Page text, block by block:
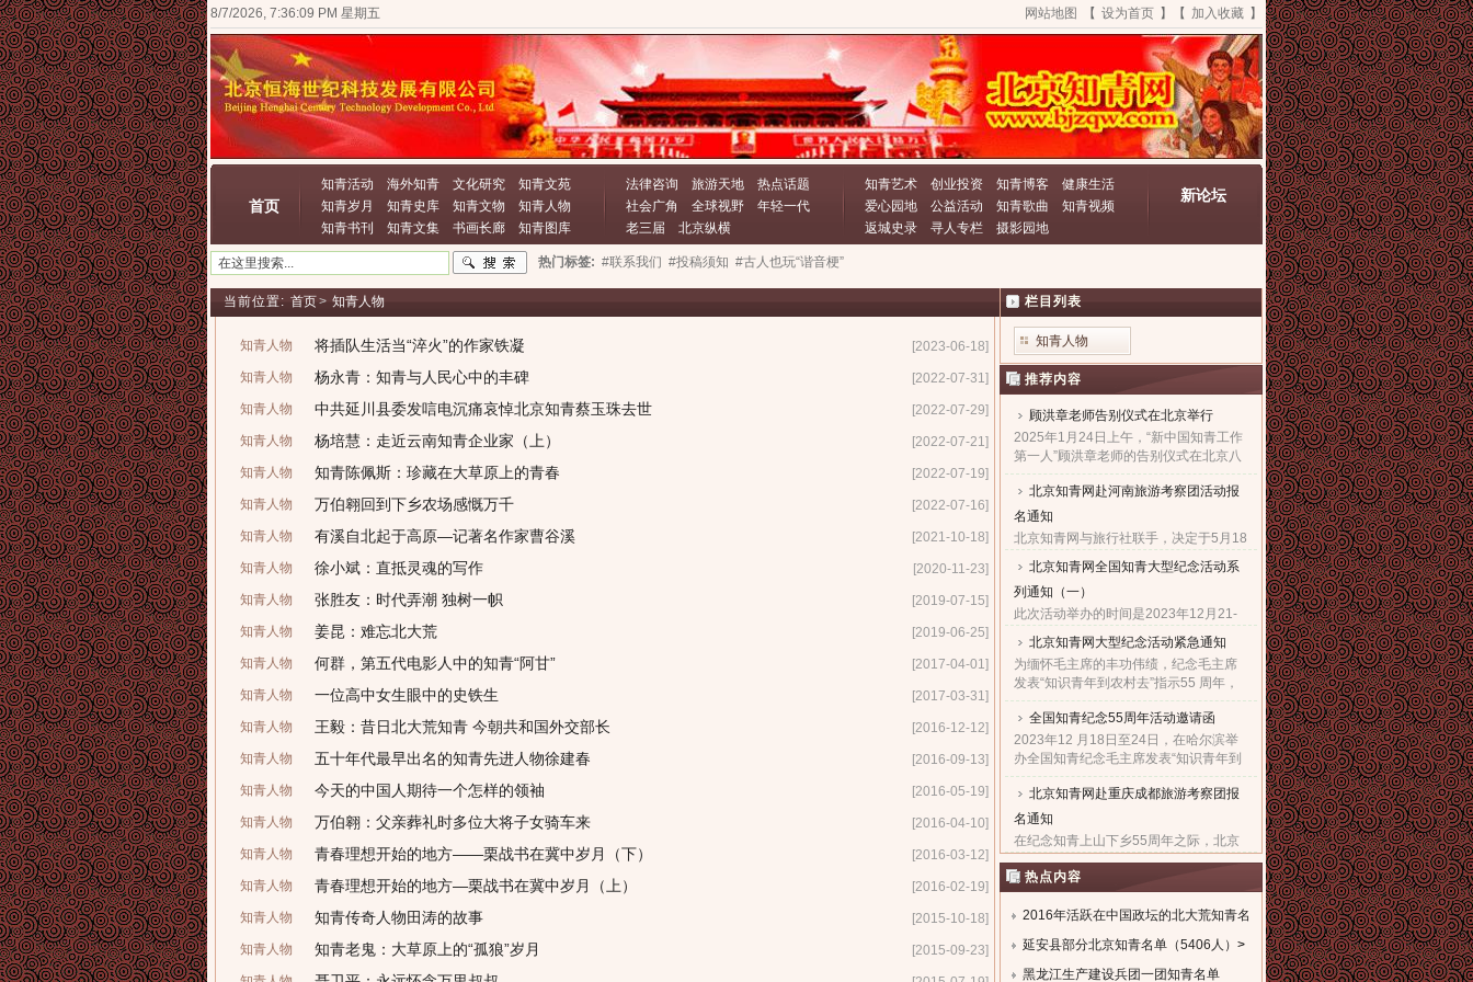
8/7/2026, 7:36:09 PM 星期五 网站地图 【 设为首页 】【 加入收藏 】
首页
知青活动 海外知青 文化研究
知青文苑
知青岁月
知青史库 知青文物
知青人物
知青书刊
知青文集 书画长廊 知青图库
法律咨询 旅游天地
热点话题
社会广角
全球视野
年轻一代
老三届
北京纵横
知青艺术 创业投资 知青博客
健康生活
爱心园地
公益活动 知青歌曲
知青视频
返城史录
寻人专栏 摄影园地
新论坛
热门标签: #联系我们 #投稿须知 #古人也玩“谐音梗”
当前位置: 首页> 知青人物
知青人物 将插队生活当“淬火”的作家铁凝
[2023-06-18]
知青人物
杨永青：知青与人民心中的丰碑
[2022-07-31]
知青人物
中共延川县委发唁电沉痛哀悼北京知青蔡玉珠去世
[2022-07-29]
知青人物
杨培慧：走近云南知青企业家（上）
[2022-07-21]
知青人物
知青陈佩斯：珍藏在大草原上的青春
[2022-07-19]
知青人物
万伯翱回到下乡农场感慨万千
[2022-07-16]
知青人物
有溪自北起于高原—记著名作家曹谷溪
[2021-10-18]
知青人物
徐小斌：直抵灵魂的写作
[2020-11-23]
知青人物
张胜友：时代弄潮 独树一帜
[2019-07-15]
知青人物
姜昆：难忘北大荒
[2019-06-25]
知青人物
何群，第五代电影人中的知青“阿甘”
[2017-04-01]
知青人物
一位高中女生眼中的史铁生
[2017-03-31]
知青人物
王毅：昔日北大荒知青 今朝共和国外交部长
[2016-12-12]
知青人物
五十年代最早出名的知青先进人物徐建春
[2016-09-13]
知青人物
今天的中国人期待一个怎样的领袖
[2016-05-19]
知青人物
万伯翱：父亲葬礼时多位大将子女骑车来
[2016-04-10]
知青人物
青春理想开始的地方——栗战书在冀中岁月（下）
[2016-03-12]
知青人物
青春理想开始的地方—栗战书在冀中岁月（上）
[2016-02-19]
知青人物
知青传奇人物田涛的故事
[2015-10-18]
知青人物
知青老鬼：大草原上的“孤狼”岁月
[2015-09-23]
栏目列表
知青人物
推荐内容
顾洪章老师告别仪式在北京举行
2025年1月24日上午，“新中国知青工作
第一人”顾洪章老师的告别仪式在北京八
宝山革命公墓殡仪馆隆重举行。...
北京知青网赴河南旅游考察团活动报
名通知
北京知青网与旅行社联手，决定于5月18
日组织“赴河南旅游考察团”，热烈欢迎广
大知青朋友与亲朋好友们，都能一起来
参加这次极有意义的旅游考察活动。...
北京知青网全国知青大型纪念活动系
列通知（一）
此次活动举办的时间是2023年12月21-
28日。报名的截止日期是2023年12月5
日。因需提前订票，故望准备参加此次
活动的知青朋友一定要尽快抓紧时间报
名。...
北京知青网大型纪念活动紧急通知
为缅怀毛主席的丰功伟绩，纪念毛主席
发表“知识青年到农村去”指示55 周年，
北京知青网、北京知青文化研究会决定
于 2023年12 月21日至27日，在西安举
办隆重的知青纪念大型系......
全国知青纪念55周年活动邀请函
2023年12 月18日至24日，在哈尔滨举
办全国知青纪念毛主席发表“知识青年到
农村去”指示55周年暨毛主席诞辰130周
年大型系列活动，组委会热烈欢迎全国
知青及亲友们积极踊跃报......
北京知青网赴重庆成都旅游考察团报
名通知
在纪念知青上山下乡55周年之际，北京
知青网经与重庆成都知青组织商议决
定，在10月24日组织“赴重庆成都旅游考
察”活动。热烈欢迎知青朋友与所有亲朋
好友们一起来积极参加这......
热点内容
2016年活跃在中国政坛的北大荒知青名
单>
延安县部分北京知青名单（5406人） >
黑龙江生产建设兵团一团知青名单